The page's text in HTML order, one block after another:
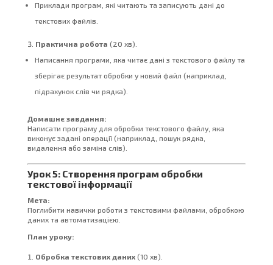
Приклади програм, які читають та записують дані до
текстових файлів.
Практична робота (20 хв).
Написання програми, яка читає дані з текстового файлу та
зберігає результат обробки у новий файл (наприклад,
підрахунок слів чи рядка).
Домашнє завдання:
Написати програму для обробки текстового файлу, яка
виконує задані операції (наприклад, пошук рядка,
видалення або заміна слів).
Урок 5: Створення програм обробки
текстової інформації
Мета:
Поглибити навички роботи з текстовими файлами, обробкою
даних та автоматизацією.
План уроку:
Обробка текстових даних(10 хв).